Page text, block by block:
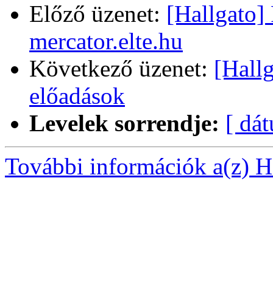
Előző üzenet: [Hallgato]
mercator.elte.hu
Következő üzenet:
előadások
Levelek sorrendje: [
További információk a(z)